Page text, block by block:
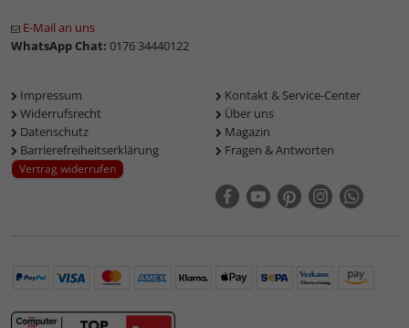
E-Mail an uns
WhatsApp Chat: 0176 34440122
Impressum
Widerrufsrecht
Datenschutz
Barrierefreiheitserklärung
Vertrag widerrufen
Kontakt & Service-Center
Über uns
Magazin
Fragen & Antworten